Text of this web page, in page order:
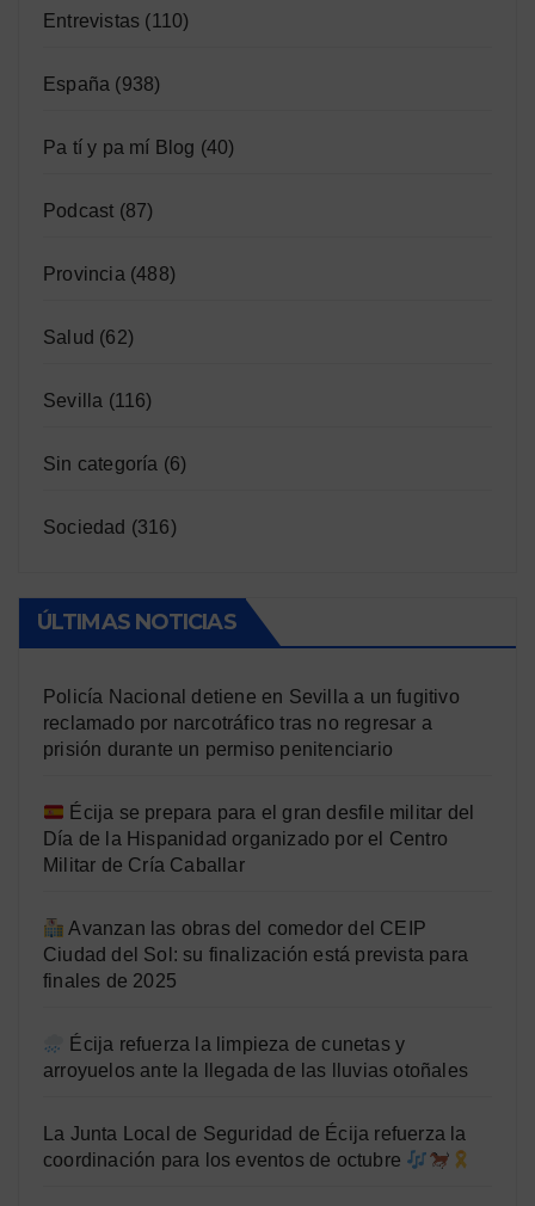
Entrevistas (110)
España (938)
Pa tí y pa mí Blog (40)
Podcast (87)
Provincia (488)
Salud (62)
Sevilla (116)
Sin categoría (6)
Sociedad (316)
ÚLTIMAS NOTICIAS
Policía Nacional detiene en Sevilla a un fugitivo
reclamado por narcotráfico tras no regresar a
prisión durante un permiso penitenciario
Écija se prepara para el gran desfile militar del
Día de la Hispanidad organizado por el Centro
Militar de Cría Caballar
Avanzan las obras del comedor del CEIP
Ciudad del Sol: su finalización está prevista para
finales de 2025
Écija refuerza la limpieza de cunetas y
arroyuelos ante la llegada de las lluvias otoñales
La Junta Local de Seguridad de Écija refuerza la
coordinación para los eventos de octubre